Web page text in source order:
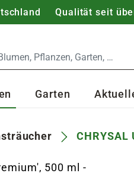
Qualität seit
Garten